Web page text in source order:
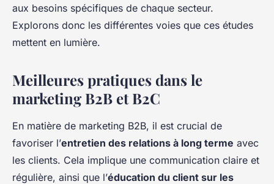
aux besoins spécifiques de chaque secteur.
Explorons donc les différentes voies que ces études
mettent en lumière.
Meilleures pratiques dans le
marketing B2B et B2C
En matière de marketing B2B, il est crucial de
favoriser l’entretien des relations à long terme avec
les clients. Cela implique une communication claire et
régulière, ainsi que l’éducation du client sur les